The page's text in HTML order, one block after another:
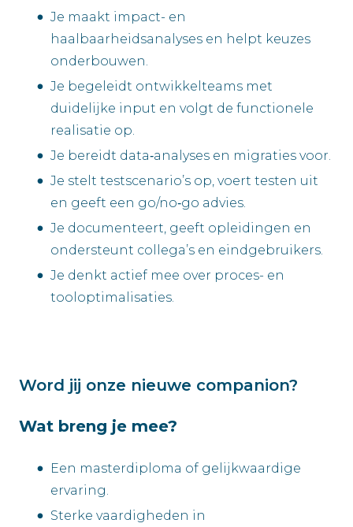
Je maakt impact- en
haalbaarheidsanalyses en helpt keuzes
onderbouwen.
Je begeleidt ontwikkelteams met
duidelijke input en volgt de functionele
realisatie op.
Je bereidt data‑analyses en migraties voor.
Je stelt testscenario’s op, voert testen uit
en geeft een go/no‑go advies.
Je documenteert, geeft opleidingen en
ondersteunt collega’s en eindgebruikers.
Je denkt actief mee over proces- en
tooloptimalisaties.
Word jij onze nieuwe companion?
Wat breng je mee?
Een masterdiploma of gelijkwaardige
ervaring.
Sterke vaardigheden in